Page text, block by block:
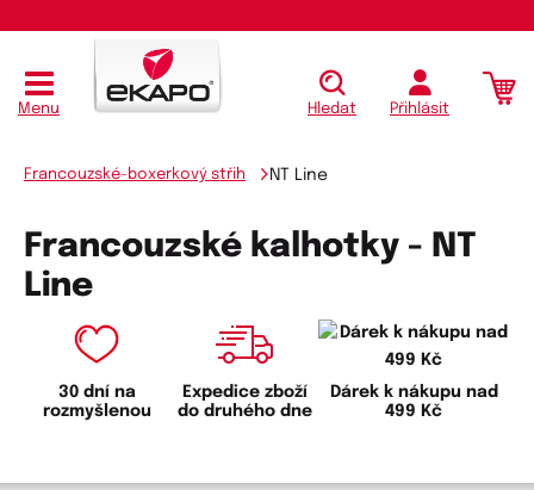
Menu Hledat Přihlásit
Francouzské-boxerkový střih NT Line
Francouzské kalhotky - NT
Line
30 dní na
rozmyšlenou
Expedice zboží
do druhého dne
Dárek k nákupu nad
499 Kč